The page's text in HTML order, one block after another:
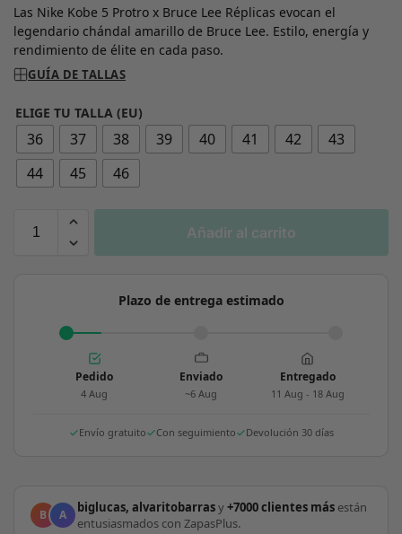
Las Nike Kobe 5 Protro x Bruce Lee Réplicas evocan el
legendario chándal amarillo de Bruce Lee. Estilo, energía y
rendimiento de élite en cada paso.
GUÍA DE TALLAS
ELIGE TU TALLA (EU)
36 37 38 39 40 41 42
43
44
45 46
Añadir al carrito
Plazo de entrega estimado
Pedido
4 Aug
Enviado
~6 Aug
Entregado
11 Aug - 18 Aug
Envío gratuito Con seguimiento Devolución 30 días
B A biglucas, alvaritobarrasy+7000 clientes más están
entusiasmados con ZapasPlus.